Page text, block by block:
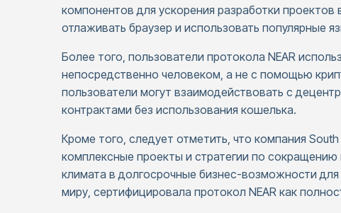
компонентов для ускорения разработки
отлаживать браузер и использовать популярные
Более того, пользователи протокола NEAR
непосредственно человеком, а не с помощью
пользователи могут взаимодействовать с
контрактами без использования кошелька.
Кроме того, следует отметить, что компания
комплексные проекты и стратегии по
климата в долгосрочные бизнес-возможности
миру, сертифицировала протокол NEAR как